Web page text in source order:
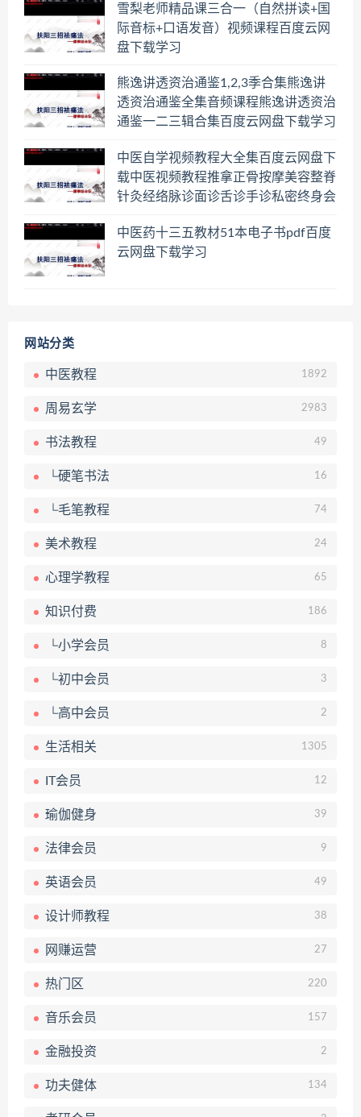
雪梨老师精品课三合一（自然拼读+国
际音标+口语发音）视频课程百度云网
盘下载学习
熊逸讲透资治通鉴1,2,3季合集熊逸讲
透资治通鉴全集音频课程熊逸讲透资治
通鉴一二三辑合集百度云网盘下载学习
中医自学视频教程大全集百度云网盘下
载中医视频教程推拿正骨按摩美容整脊
针灸经络脉诊面诊舌诊手诊私密终身会
中医药十三五教材51本电子书pdf百度
云网盘下载学习
网站分类
中医教程 1892
周易玄学 2983
书法教程 49
└硬笔书法 16
└毛笔教程 74
美术教程 24
心理学教程 65
知识付费 186
└小学会员 8
└初中会员 3
└高中会员 2
生活相关 1305
IT会员 12
瑜伽健身 39
法律会员 9
英语会员 49
设计师教程 38
网赚运营 27
热门区 220
音乐会员 157
金融投资 2
功夫健体 134